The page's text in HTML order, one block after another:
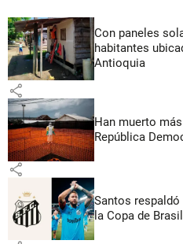
Con paneles
habitantes
Antioquia
share
Han muerto
República
share
Santos
la Copa de Brasil